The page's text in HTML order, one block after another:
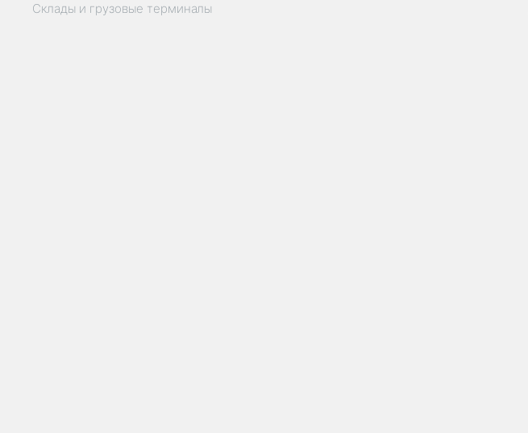
Склады и грузовые терминалы